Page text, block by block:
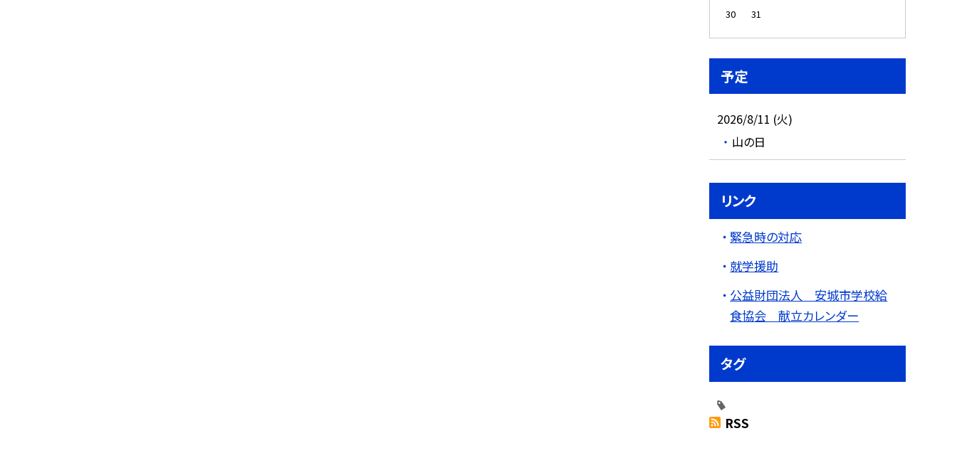
30
31
予定
2026/8/11 (火)
山の日
リンク
緊急時の対応
就学援助
公益財団法人 安城市学校給
食協会 献立カレンダー
タグ
RSS